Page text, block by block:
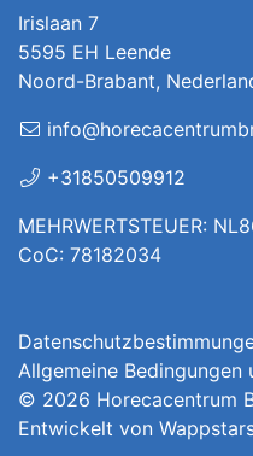
Irislaan 7
5595 EH Leende
Noord-Brabant,
+31850509912
MEHRWERTSTEUER:
CoC: 78182034
Allgemeine Bedingungen
© 2026 Horecacentrum
Entwickelt von